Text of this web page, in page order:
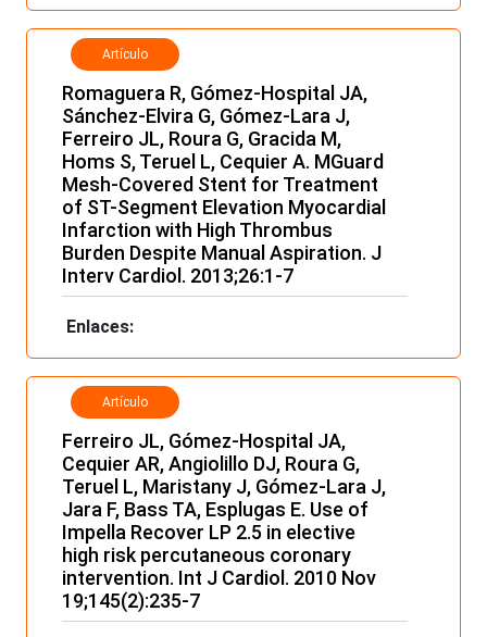
Artículo
Romaguera R, Gómez-Hospital JA,
Sánchez-Elvira G, Gómez-Lara J,
Ferreiro JL, Roura G, Gracida M,
Homs S, Teruel L, Cequier A. MGuard
Mesh-Covered Stent for Treatment
of ST-Segment Elevation Myocardial
Infarction with High Thrombus
Burden Despite Manual Aspiration. J
Interv Cardiol. 2013;26:1-7
Enlaces:
Artículo
Ferreiro JL, Gómez-Hospital JA,
Cequier AR, Angiolillo DJ, Roura G,
Teruel L, Maristany J, Gómez-Lara J,
Jara F, Bass TA, Esplugas E. Use of
Impella Recover LP 2.5 in elective
high risk percutaneous coronary
intervention. Int J Cardiol. 2010 Nov
19;145(2):235-7